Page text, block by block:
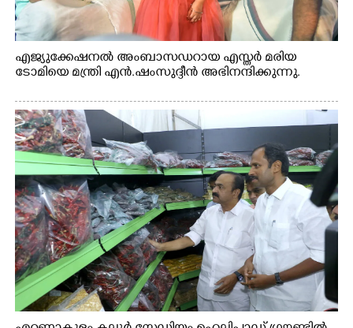
എജ്യുക്കേഷനൽ അംബാസഡറായ എസ്തർ മരിയ
ടോമിയെ മന്ത്രി എൻ.ഷംസുദ്ദീൻ അഭിനന്ദിക്കുന്നു.